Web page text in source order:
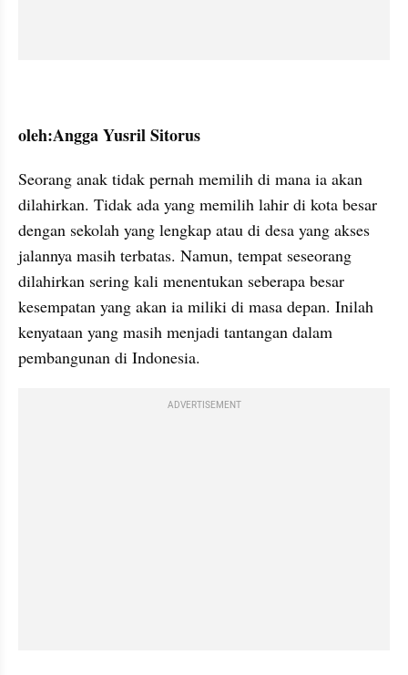
oleh:Angga Yusril Sitorus
Seorang anak tidak pernah memilih di mana ia akan
dilahirkan. Tidak ada yang memilih lahir di kota besar
dengan sekolah yang lengkap atau di desa yang akses
jalannya masih terbatas. Namun, tempat seseorang
dilahirkan sering kali menentukan seberapa besar
kesempatan yang akan ia miliki di masa depan. Inilah
kenyataan yang masih menjadi tantangan dalam
pembangunan di Indonesia.
ADVERTISEMENT